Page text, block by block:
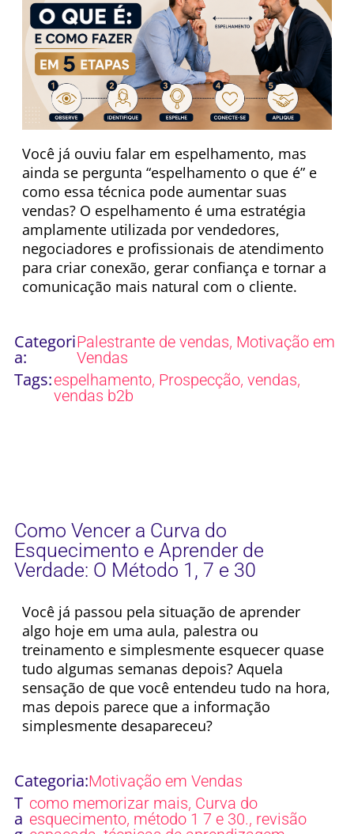
Você já ouviu falar em espelhamento, mas
ainda se pergunta “espelhamento o que é” e
como essa técnica pode aumentar suas
vendas? O espelhamento é uma estratégia
amplamente utilizada por vendedores,
negociadores e profissionais de atendimento
para criar conexão, gerar confiança e tornar a
comunicação mais natural com o cliente.
Categori
a:
Palestrante de vendas, Motivação em
Vendas
Tags:espelhamento, Prospecção, vendas,
vendas b2b
Como Vencer a Curva do
Esquecimento e Aprender de
Verdade: O Método 1, 7 e 30
Você já passou pela situação de aprender
algo hoje em uma aula, palestra ou
treinamento e simplesmente esquecer quase
tudo algumas semanas depois? Aquela
sensação de que você entendeu tudo na hora,
mas depois parece que a informação
simplesmente desapareceu?
Categoria:Motivação em Vendas
T
a
como memorizar mais, Curva do
esquecimento, método 1 7 e 30., revisão